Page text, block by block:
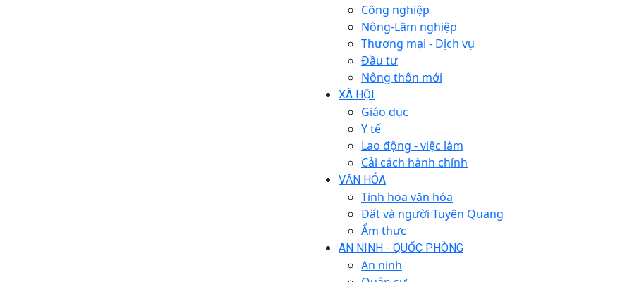
Công nghiệp
Nông-Lâm nghiệp
Thương mại - Dịch vụ
Đầu tư
Nông thôn mới
XÃ HỘI
Giáo dục
Y tế
Lao động - việc làm
Cải cách hành chính
VĂN HÓA
Tinh hoa văn hóa
Đất và người Tuyên Quang
Ẩm thực
AN NINH - QUỐC PHÒNG
An ninh